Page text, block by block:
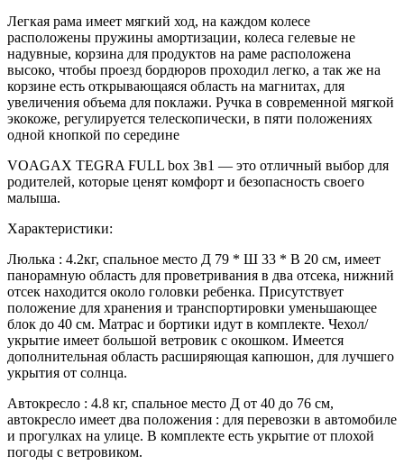
Легкая рама имеет мягкий ход, на каждом колесе
расположены пружины амортизации, колеса гелевые не
надувные, корзина для продуктов на раме расположена
высоко, чтобы проезд бордюров проходил легко, а так же на
корзине есть открывающаяся область на магнитах, для
увеличения объема для поклажи. Ручка в современной мягкой
экокоже, регулируется телескопически, в пяти положениях
одной кнопкой по середине
VOAGAX TEGRA FULL box 3в1 — это отличный выбор для
родителей, которые ценят комфорт и безопасность своего
малыша.
Характеристики:
Люлька : 4.2кг, спальное место Д 79 * Ш 33 * В 20 см, имеет
панорамную область для проветривания в два отсека, нижний
отсек находится около головки ребенка. Присутствует
положение для хранения и транспортировки уменьшающее
блок до 40 см. Матрас и бортики идут в комплекте. Чехол/
укрытие имеет большой ветровик с окошком. Имеется
дополнительная область расширяющая капюшон, для лучшего
укрытия от солнца.
Автокресло : 4.8 кг, спальное место Д от 40 до 76 см,
автокресло имеет два положения : для перевозки в автомобиле
и прогулках на улице. В комплекте есть укрытие от плохой
погоды с ветровиком.